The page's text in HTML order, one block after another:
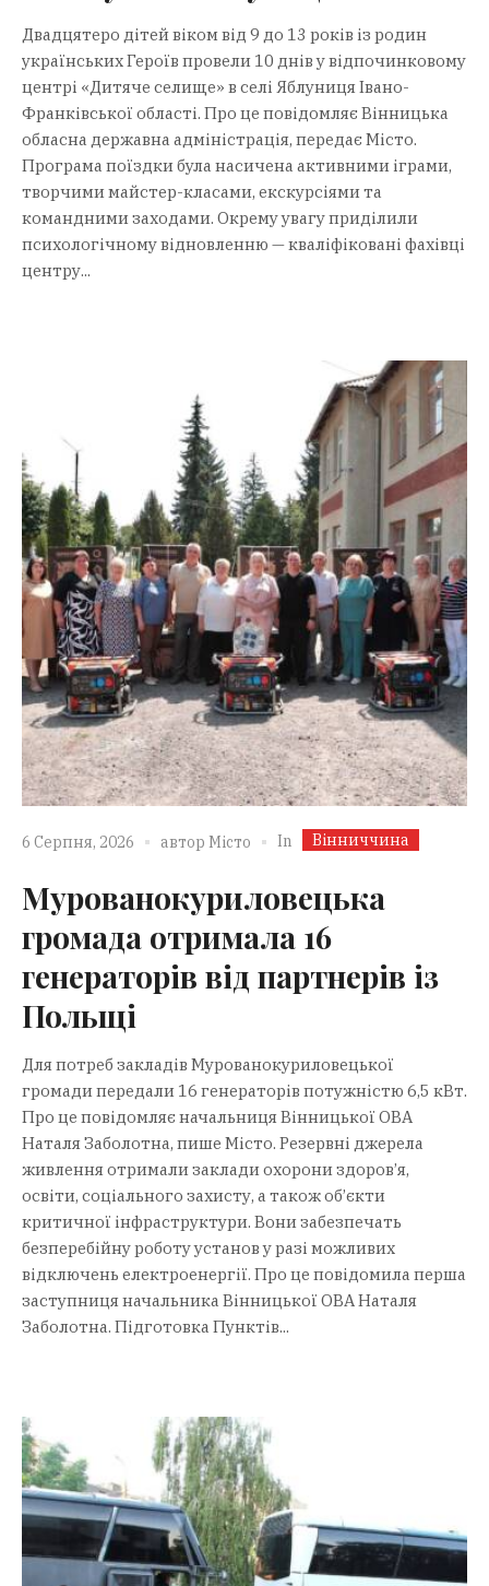
Двадцятеро дітей віком від 9 до 13 років із родин
українських Героїв провели 10 днів у відпочинковому
центрі «Дитяче селище» в селі Яблуниця Івано-
Франківської області. Про це повідомляє Вінницька
обласна державна адміністрація, передає Місто.
Програма поїздки була насичена активними іграми,
творчими майстер-класами, екскурсіями та
командними заходами. Окрему увагу приділили
психологічному відновленню — кваліфіковані фахівці
центру...
6 Серпня, 2026 автор Місто In Вінниччина
Мурованокуриловецька
громада отримала 16
генераторів від партнерів із
Польщі
Для потреб закладів Мурованокуриловецької
громади передали 16 генераторів потужністю 6,5 кВт.
Про це повідомляє начальниця Вінницької ОВА
Наталя Заболотна, пише Місто. Резервні джерела
живлення отримали заклади охорони здоров’я,
освіти, соціального захисту, а також об’єкти
критичної інфраструктури. Вони забезпечать
безперебійну роботу установ у разі можливих
відключень електроенергії. Про це повідомила перша
заступниця начальника Вінницької ОВА Наталя
Заболотна. Підготовка Пунктів...